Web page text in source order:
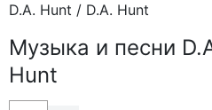
D.A. Hunt / D.A. Hunt
Музыка и песни
Hunt